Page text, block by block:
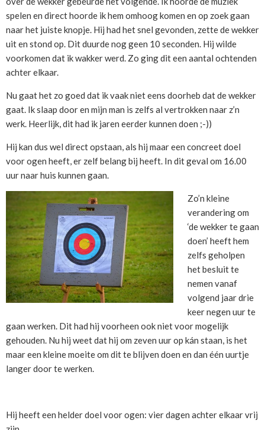
spelen en direct hoorde ik hem omhoog komen en op zoek gaan
naar het juiste knopje. Hij had het snel gevonden, zette de wekker
uit en stond op. Dit duurde nog geen 10 seconden. Hij wilde
voorkomen dat ik wakker werd. Zo ging dit een aantal ochtenden
achter elkaar.
Nu gaat het zo goed dat ik vaak niet eens doorheb dat de wekker
gaat. Ik slaap door en mijn man is zelfs al vertrokken naar z’n
werk. Heerlijk, dit had ik jaren eerder kunnen doen ;-))
Hij kan dus wel direct opstaan, als hij maar een concreet doel
voor ogen heeft, er zelf belang bij heeft. In dit geval om 16.00
uur naar huis kunnen gaan.
Zo’n kleine
verandering om
‘de wekker te gaan
doen’ heeft hem
zelfs geholpen
het besluit te
nemen vanaf
volgend jaar drie
keer negen uur te
gaan werken. Dit had hij voorheen ook niet voor mogelijk
gehouden. Nu hij weet dat hij om zeven uur op kán staan, is het
maar een kleine moeite om dit te blijven doen en dan één uurtje
langer door te werken.
Hij heeft een helder doel voor ogen: vier dagen achter elkaar vrij